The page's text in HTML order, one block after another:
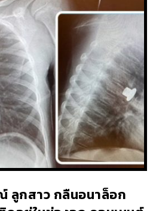
ลูกสาว กลืนอนาล็อก